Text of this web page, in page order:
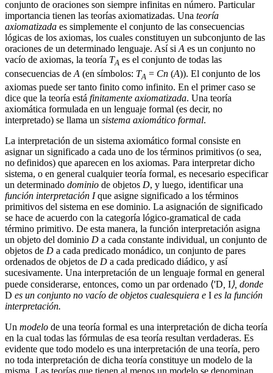
conjunto de oraciones son siempre infinitas en número. Particular
importancia tienen las teorías axiomatizadas. Una teoría
axiomatizada es simplemente el conjunto de las consecuencias
lógicas de los axiomas, los cuales constituyen un subconjunto de las
oraciones de un determinado lenguaje. Así si A es un conjunto no
vacío de axiomas, la teoría TA es el conjunto de todas las
consecuencias de A (en símbolos: TA = Cn (A)). El conjunto de los
axiomas puede ser tanto finito como infinito. En el primer caso se
dice que la teoría está finitamente axiomatizada. Una teoría
axiomática formulada en un lenguaje formal (es decir, no
interpretado) se llama un sistema axiomático formal.
La interpretación de un sistema axiomático formal consiste en
asignar un significado a cada uno de los términos primitivos (o sea,
no definidos) que aparecen en los axiomas. Para interpretar dicho
sistema, o en general cualquier teoría formal, es necesario especificar
un determinado dominio de objetos D, y luego, identificar una
función interpretación Ique asigne significado a los términos
primitivos del sistema en ese dominio. La asignación de significado
se hace de acuerdo con la categoría lógico-gramatical de cada
término primitivo. De esta manera, la función interpretación asigna
un objeto del dominio D a cada constante individual, un conjunto de
objetos de D a cada predicado monádico, un conjunto de pares
ordenados de objetos de D a cada predicado diádico, y así
sucesivamente. Una interpretación de un lenguaje formal en general
puede considerarse, entonces, como un par ordenado ⟨'D I⟩, donde
D es un conjunto no vacío de objetos cualesquiera e I es la función
interpretación.
Un modelo de una teoría formal es una interpretación de dicha teoría
en la cual todas las fórmulas de esa teoría resultan verdaderas. Es
evidente que todo modelo es una interpretación de una teoría, pero
no toda interpretación de dicha teoría constituye un modelo de la
misma. Las teorías que tienen al menos un modelo se denominan